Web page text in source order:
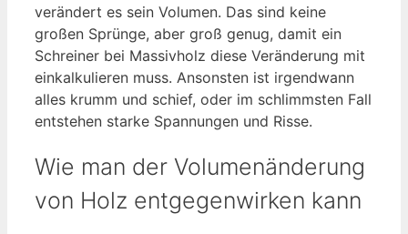
verändert es sein Volumen. Das sind keine
großen Sprünge, aber groß genug, damit ein
Schreiner bei Massivholz diese Veränderung mit
einkalkulieren muss. Ansonsten ist irgendwann
alles krumm und schief, oder im schlimmsten Fall
entstehen starke Spannungen und Risse.
Wie man der Volumenänderung
von Holz entgegenwirken kann